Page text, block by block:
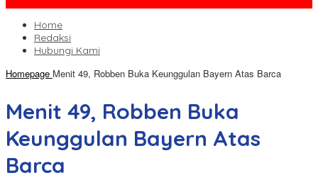
Home
Redaksi
Hubungi Kami
Homepage Menit 49, Robben Buka Keunggulan Bayern Atas Barca
Menit 49, Robben Buka
Keunggulan Bayern Atas
Barca